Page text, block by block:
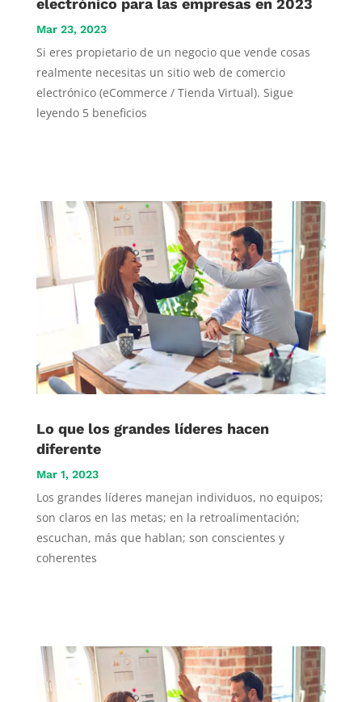
electrónico para las empresas en 2023
Mar 23, 2023
Si eres propietario de un negocio que vende cosas
realmente necesitas un sitio web de comercio
electrónico (eCommerce / Tienda Virtual). Sigue
leyendo 5 beneficios
Lo que los grandes líderes hacen
diferente
Mar 1, 2023
Los grandes líderes manejan individuos, no equipos;
son claros en las metas; en la retroalimentación;
escuchan, más que hablan; son conscientes y
coherentes